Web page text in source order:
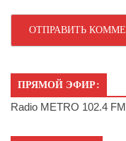
ПРЯМОЙ ЭФИР:
Radio METRO 102.4 FM